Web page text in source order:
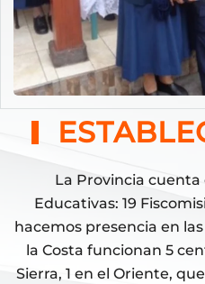
La Provincia
Educativas: 19
hacemos presencia en
la Costa funcionan 5
Sierra, 1 en el Oriente,